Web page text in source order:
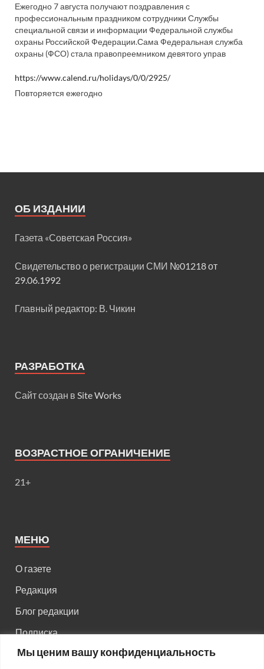
Мы ценим вашу конфиденциальность
Ежегодно 7 августа получают поздравления с
профессиональным праздником сотрудники Службы
специальной связи и информации Федеральной службы
охраны Российской Федерации.Сама Федеральная служба
охраны (ФСО) стала правопреемником девятого управ
https://www.calend.ru/holidays/0/0/2925/
Повторяется ежегодно
ОБ ИЗДАНИИ
Газета «Советская Россия»
Свидетельство о регистрации СМИ №01218 от
29.06.1992
Главный редактор: В. Чикин
РАЗРАБОТКА
Сайт создан в Site Works
ВОЗРАСТНОЕ ОГРАНИЧЕНИЕ
21+
МЕНЮ
О газете
Редакция
Блог редакции
Подписка
Правила поведения на сайте